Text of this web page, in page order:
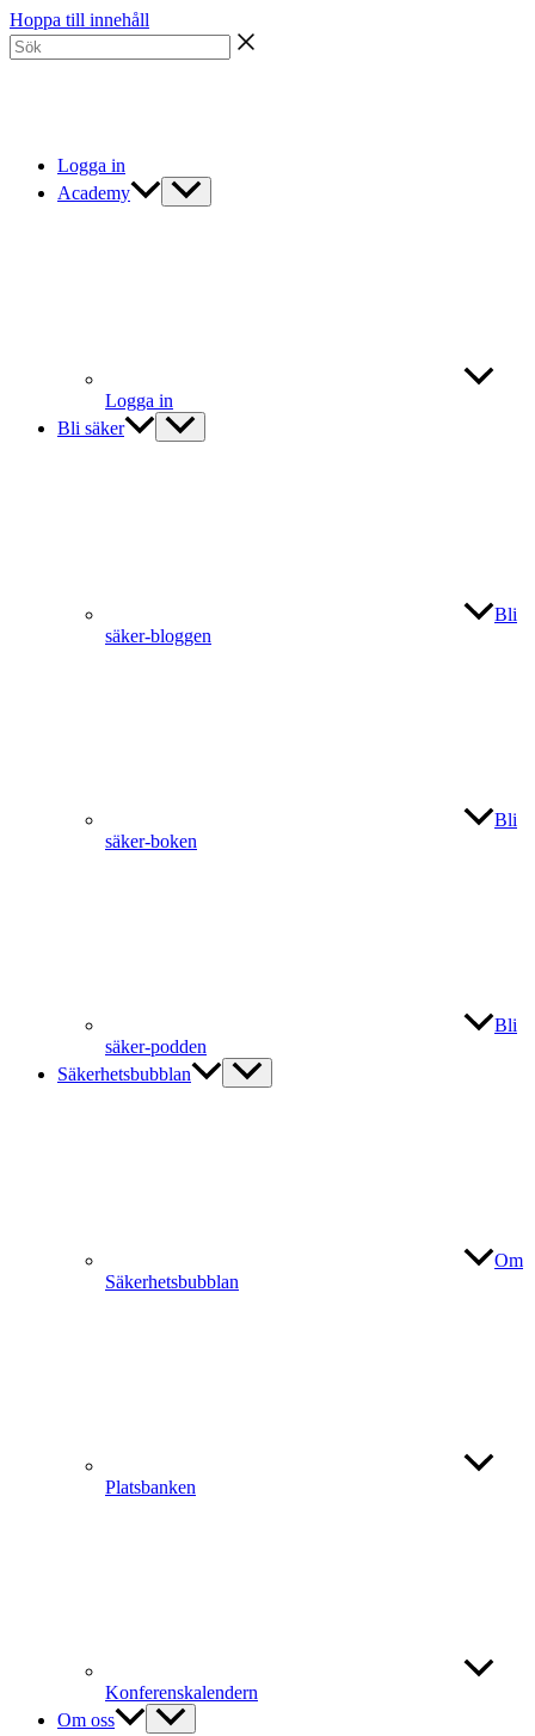
Hoppa till innehåll
Logga in
Academy
Logga in
Bli säker
Bli
säker-bloggen
Bli
säker-boken
Bli
säker-podden
Säkerhetsbubblan
Om
Säkerhetsbubblan
Platsbanken
Konferenskalendern
Om oss